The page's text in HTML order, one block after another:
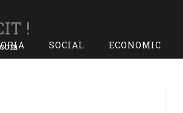
!
SOCIAL ECONOMIC